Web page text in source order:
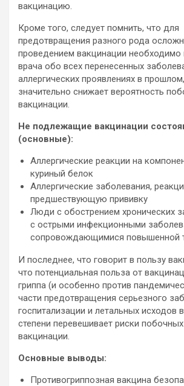
вакцинацию.
Кроме того, следует помнить, что для
предотвращения разного рода
проведением вакцинации
врача обо всех перенесенных
аллергических проявлениях в
значительно снижает вероятность
вакцинации.
Не подлежащие вакцинации
(основные):
Аллергические реакции на
куриный белок
Аллергические заболевания,
предшествующую прививку
Люди с обострением хронических
с острыми инфекционными
сопровождающимися повышенной
И последнее, что говорит в пользу
что потенциальная польза от
гриппа (и особенно против
части предотвращения серьезного
госпитализации и летальных исходов
степени перевешивает риски
вакцинации.
Основные выводы:
Противогриппозная вакцина